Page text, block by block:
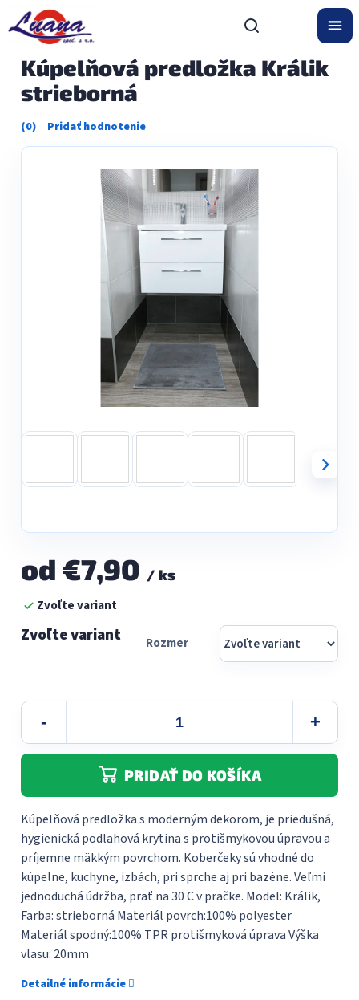
obsah
Kúpelňová predložka Králik
strieborná
Priemerné
hodnotenie
od €7,90 / ks
Jednotková
cena:Zvoľte variant
Rozmer
PRIDAŤ DO KOŠÍKA
Kúpelňová predložka s moderným dekorom, je priedušná,
hygienická podlahová krytina s protišmykovou úpravou a
príjemne mäkkým povrchom. Koberčeky sú vhodné do
kúpelne, kuchyne, izbách, pri sprche aj pri bazéne. Veľmi
jednoduchá údržba, prať na 30 C v pračke. Model: Králik,
Farba: strieborná Materiál povrch:100% polyester
Materiál spodný:100% TPR protišmyková úprava Výška
vlasu: 20mm
Detailné informácie